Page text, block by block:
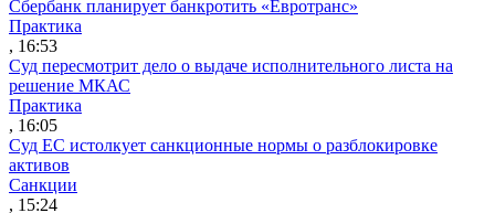
Сбербанк планирует банкротить «Евротранс»
Практика
, 16:53
Суд пересмотрит дело о выдаче исполнительного листа на
решение МКАС
Практика
, 16:05
Суд ЕС истолкует санкционные нормы о разблокировке
активов
Санкции
, 15:24